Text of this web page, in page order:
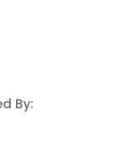
By: